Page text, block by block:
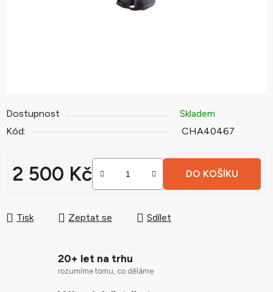
Dostupnost
Skladem
Kód:
CHA40467
2 500 Kč DO KOŠÍKU
Tisk Zeptat se Sdílet
20+ let na trhu
rozumíme tomu, co děláme